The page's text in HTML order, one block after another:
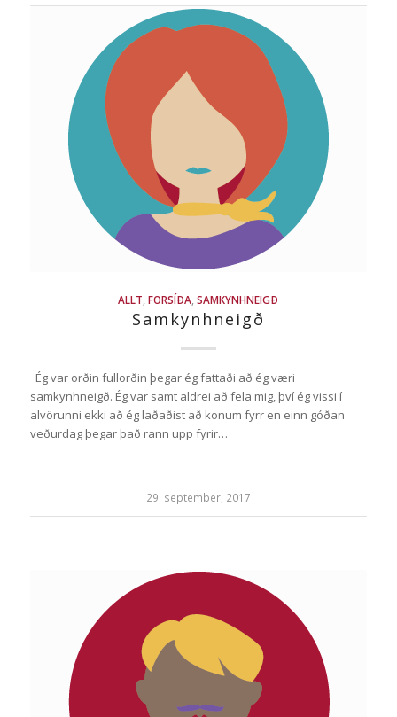
ALLT ,FORSÍÐA ,SAMKYNHNEIGÐ
Samkynhneigð
Ég var orðin fullorðin þegar ég fattaði að ég væri
samkynhneigð. Ég var samt aldrei að fela mig, því ég vissi í
alvörunni ekki að ég laðaðist að konum fyrr en einn góðan
veðurdag þegar það rann upp fyrir…
29. september, 2017